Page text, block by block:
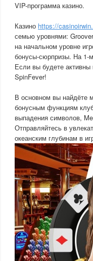
VIP-программа казино.
Казино https://
семью уровнями:
на начальном уровне
бонусы-сюрпризы. На 1-
Если вы будете активны
SpinFever!
В основном вы найдёте
бонусным функциям
выпадения символов,
Отправляйтесь в
океанским глубинам в